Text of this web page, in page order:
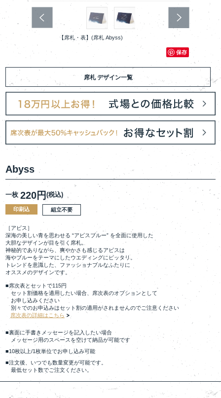
【席札・表】(席札 Abyss)
保存
席札 デザイン一覧
Abyss
一枚 220円 (税込)
印刷込 組立不要
［アビス］
深海の美しい青を思わせる “アビスブルー” を全面に使用した
大胆なデザインが目を引く席札。
神秘的でありながら、爽やかさも感じるアビスは
海やブルーをテーマにしたウエディングにピッタリ。
トレンドを意識した、ファッショナブルなふたりに
オススメのデザインです。
■席次表とセットで115円
セット割価格を適用したい場合、席次表のオプションとして
お申し込みください
別々でのお申込みはセット割の適用がされませんのでご注意ください
席次表の詳細はこちら
■裏面に手書きメッセージを記入したい場合
メッセージ用のスペースを空けて納品が可能です
■10枚以上/1枚単位でお申し込み可能
■注文後、いつでも数量変更が可能です。
最低セット数でご注文ください。